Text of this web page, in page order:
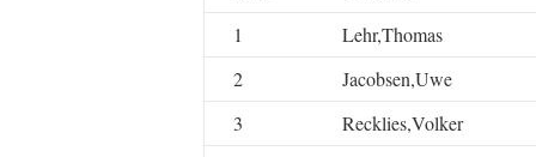
1
Lehr,Thomas
2
Jacobsen,Uwe
3
Recklies,Volker